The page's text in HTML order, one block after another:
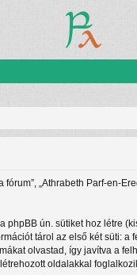
„Athrabeth Parf-
ún. sütiket hoz
tárol az első két süti:
olvastad, így javítva a
oldalakkal